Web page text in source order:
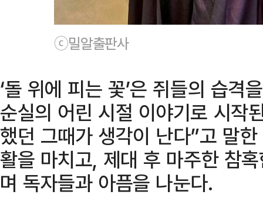
ⓒ밀알출판사
‘돌 위에 피는 꽃’은 쥐들의 습격
순실의 어린 시절 이야기로 시작
했던 그때가 생각이 난다”고 말
활을 마치고, 제대 후 마주한 참
며 독자들과 아픔을 나눈다.